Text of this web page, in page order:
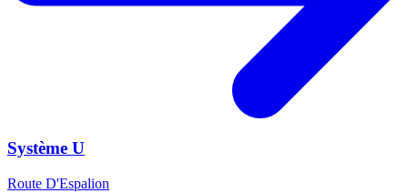
Système U
Route D'Espalion